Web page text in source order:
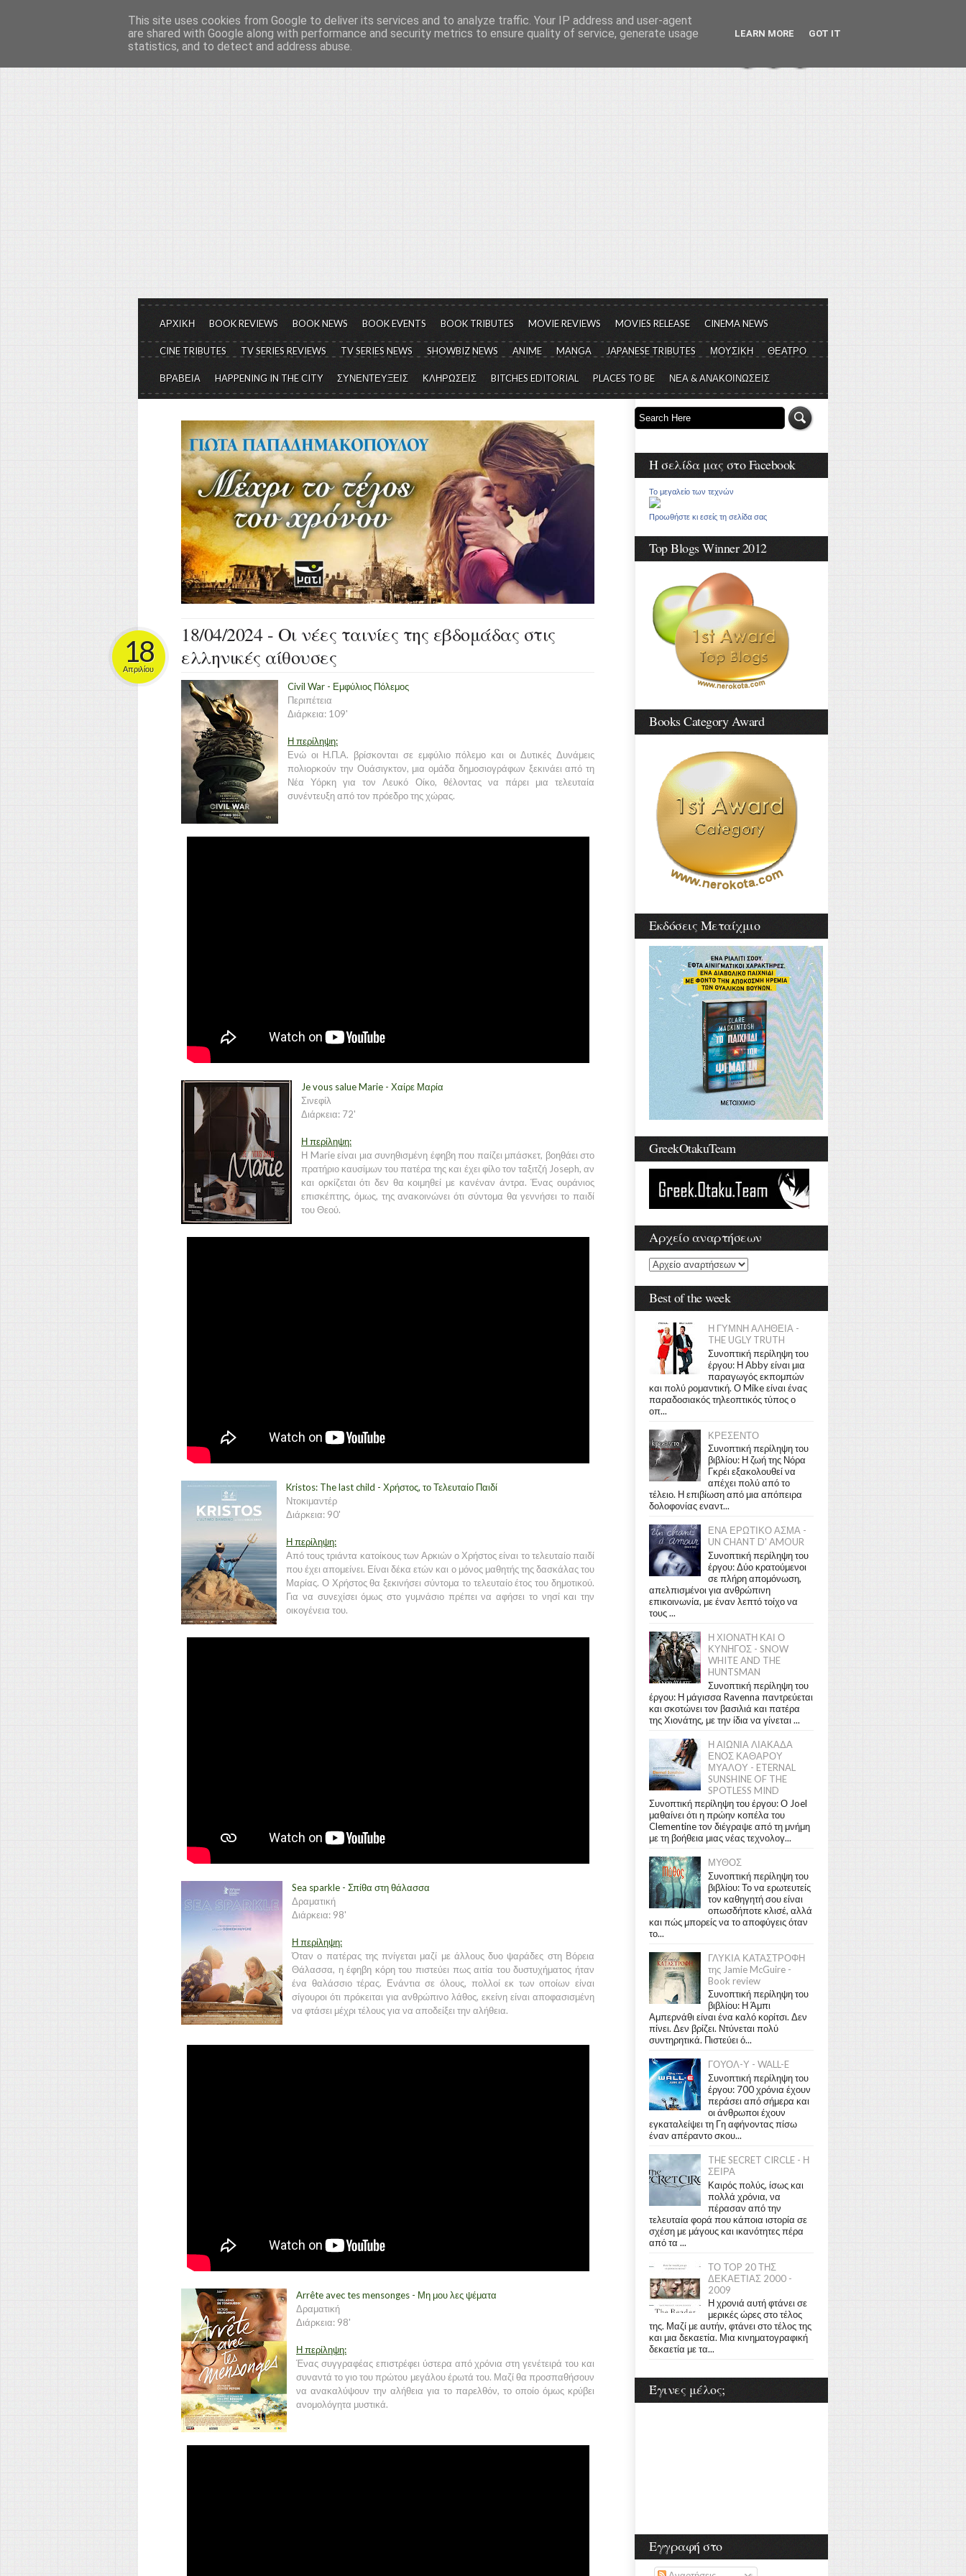
Το μεγαλείο των Τεχνών...
Είμαστε πάντα εδώ για να μιλάμε για τον πολιτισμό, σε κάθε του μορφή και έκταση...
ΑΡΧΙΚΗ BOOK REVIEWS BOOK NEWS BOOK EVENTS BOOK TRIBUTES MOVIE REVIEWS MOVIES RELEASE CINEMA NEWS
CINE TRIBUTES TV SERIES REVIEWS TV SERIES NEWS SHOWBIZ NEWS ANIME MANGA JAPANESE TRIBUTES ΜΟΥΣΙΚΗ ΘΕΑΤΡΟ
ΒΡΑΒΕΙΑ HAPPENING IN THE CITY ΣΥΝΕΝΤΕΥΞΕΙΣ ΚΛΗΡΩΣΕΙΣ BITCHES EDITORIAL PLACES TO BE ΝΕΑ & ΑΝΑΚΟΙΝΩΣΕΙΣ
18/04/2024 - Οι νέες ταινίες της εβδομάδας στις
ελληνικές αίθουσες
18
Απριλίου
Civil War - Εμφύλιος Πόλεμος
Περιπέτεια
Διάρκεια: 109'
Η περίληψη:
Ενώ οι Η.Π.Α. βρίσκονται σε εμφύλιο πόλεμο και οι Δυτικές Δυνάμεις
πολιορκούν την Ουάσιγκτον, μια ομάδα δημοσιογράφων ξεκινάει από τη
Νέα Υόρκη για τον Λευκό Οίκο, θέλοντας να πάρει μια τελευταία
συνέντευξη από τον πρόεδρο της χώρας.
Je vous salue Marie - Χαίρε Μαρία
Σινεφίλ
Διάρκεια: 72'
Η περίληψη:
Η Marie είναι μια συνηθισμένη έφηβη που παίζει μπάσκετ, βοηθάει στο
πρατήριο καυσίμων του πατέρα της και έχει φίλο τον ταξιτζή Joseph, αν
και ορκίζεται ότι δεν θα κοιμηθεί με κανέναν άντρα. Ένας ουράνιος
επισκέπτης, όμως, της ανακοινώνει ότι σύντομα θα γεννήσει το παιδί
του Θεού.
Kristos: The last child - Χρήστος, το Τελευταίο Παιδί
Ντοκιμαντέρ
Διάρκεια: 90'
Η περίληψη:
Από τους τριάντα κατοίκους των Αρκιών ο Χρήστος είναι το τελευταίο παιδί
που έχει απομείνει. Είναι δέκα ετών και ο μόνος μαθητής της δασκάλας του
Μαρίας. Ο Χρήστος θα ξεκινήσει σύντομα το τελευταίο έτος του δημοτικού.
Για να συνεχίσει όμως στο γυμνάσιο πρέπει να αφήσει το νησί και την
οικογένεια του.
Sea sparkle - Σπίθα στη θάλασσα
Δραματική
Διάρκεια: 98'
Η περίληψη:
Όταν ο πατέρας της πνίγεται μαζί με άλλους δυο ψαράδες στη Βόρεια
Θάλασσα, η έφηβη κόρη του πιστεύει πως αιτία του δυστυχήματος ήταν
ένα θαλάσσιο τέρας. Ενάντια σε όλους, πολλοί εκ των οποίων είναι
σίγουροι ότι πρόκειται για ανθρώπινο λάθος, εκείνη είναι αποφασισμένη
να φτάσει μέχρι τέλους για να αποδείξει την αλήθεια.
Arrête avec tes mensonges - Μη μου λες ψέματα
Δραματική
Διάρκεια: 98'
Η περίληψη:
Ένας συγγραφέας επιστρέφει ύστερα από χρόνια στη γενέτειρά του και
συναντά το γιο του πρώτου μεγάλου έρωτά του. Μαζί θα προσπαθήσουν
να ανακαλύψουν την αλήθεια για το παρελθόν, το οποίο όμως κρύβει
ανομολόγητα μυστικά.
Η σελίδα μας στο Facebook
Το μεγαλείο των τεχνών
Προωθήστε κι εσείς τη σελίδα σας
Top Blogs Winner 2012
Books Category Award
Εκδόσεις Μεταίχμιο
GreekOtakuTeam
Αρχείο αναρτήσεων
Best of the week
Η ΓΥΜΝΗ ΑΛΗΘΕΙΑ -
THE UGLY TRUTH
Συνοπτική περίληψη του
έργου: Η Abby είναι μια
παραγωγός εκπομπών
και πολύ ρομαντική. Ο Mike είναι ένας
παραδοσιακός τηλεοπτικός τύπος ο
οπ...
ΚΡΕΣΕΝΤΟ
Συνοπτική περίληψη του
βιβλίου: Η ζωή της Νόρα
Γκρέι εξακολουθεί να
απέχει πολύ από το
τέλειο. Η επιβίωση από μια απόπειρα
δολοφονίας εναντ...
ΕΝΑ ΕΡΩΤΙΚΟ ΑΣΜΑ -
UN CHANT D' AMOUR
Συνοπτική περίληψη του
έργου: Δύο κρατούμενοι
σε πλήρη απομόνωση,
απελπισμένοι για ανθρώπινη
επικοινωνία, με έναν λεπτό τοίχο να
τους ...
Η ΧΙΟΝΑΤΗ ΚΑΙ Ο
ΚΥΝΗΓΟΣ - SNOW
WHITE AND THE
HUNTSMAN
Συνοπτική περίληψη του
έργου: Η μάγισσα Ravenna παντρεύεται
και σκοτώνει τον βασιλιά και πατέρα
της Χιονάτης, με την ίδια να γίνεται ...
Η ΑΙΩΝΙΑ ΛΙΑΚΑΔΑ
ΕΝΟΣ ΚΑΘΑΡΟΥ
ΜΥΑΛΟΥ - ETERNAL
SUNSHINE OF THE
SPOTLESS MIND
Συνοπτική περίληψη του έργου: Ο Joel
μαθαίνει ότι η πρώην κοπέλα του
Clementine τον διέγραψε από τη μνήμη
με τη βοήθεια μιας νέας τεχνολογ...
ΜΥΘΟΣ
Συνοπτική περίληψη του
βιβλίου: Το να ερωτευτείς
τον καθηγητή σου είναι
οπωσδήποτε κλισέ, αλλά
και πώς μπορείς να το αποφύγεις όταν
το...
ΓΛΥΚΙΑ ΚΑΤΑΣΤΡΟΦΗ
της Jamie McGuire -
Book review
Συνοπτική περίληψη του
βιβλίου: Η Άμπι
Αμπερνάθι είναι ένα καλό κορίτσι. Δεν
πίνει. Δεν βρίζει. Ντύνεται πολύ
συντηρητικά. Πιστεύει ό...
ΓΟΥΟΛ-Υ - WALL-E
Συνοπτική περίληψη του
έργου: 700 χρόνια έχουν
περάσει από σήμερα και
οι άνθρωποι έχουν
εγκαταλείψει τη Γη αφήνοντας πίσω
έναν απέραντο σκου...
THE SECRET CIRCLE - Η
ΣΕΙΡΑ
Καιρός πολύς, ίσως και
πολλά χρόνια, να
πέρασαν από την
τελευταία φορά που κάποια ιστορία σε
σχέση με μάγους και ικανότητες πέρα
από τα ...
ΤΟ TOP 20 ΤΗΣ
ΔΕΚΑΕΤΙΑΣ 2000 -
2009
Η χρονιά αυτή φτάνει σε
μερικές ώρες στο τέλος
της. Μαζί με αυτήν, φτάνει στο τέλος της
και μια δεκαετία. Μια κινηματογραφική
δεκαετία με τα...
Έγινες μέλος;
Εγγραφή στο
This site uses cookies from Google to deliver its services and to analyze traffic. Your IP address and user-agent
are shared with Google along with performance and security metrics to ensure quality of service, generate usage
statistics, and to detect and address abuse.
LEARN MORE GOT IT